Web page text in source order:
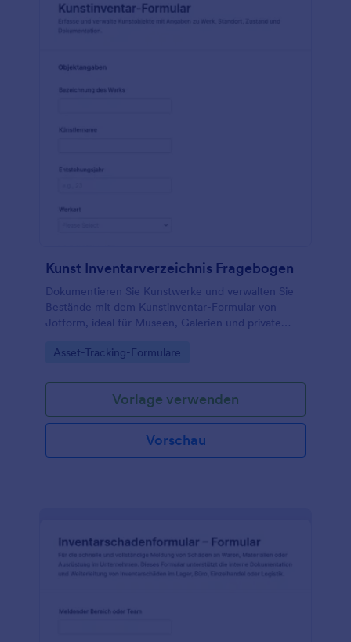
Kunst Inventarverzeichnis Fragebogen
Dokumentieren Sie Kunstwerke und verwalten Sie
Bestände mit dem Kunstinventar-Formular von
Jotform, ideal für Museen, Galerien und private
zuverlässigen Nachverfolgung.
Go to Category:
Asset-Tracking-Formulare
Vorlage verwenden
Vorschau